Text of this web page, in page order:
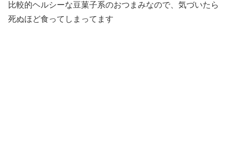
比較的ヘルシーな豆菓子系のおつまみなので、気づいたら
死ぬほど食ってしまってます